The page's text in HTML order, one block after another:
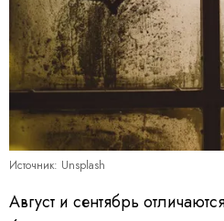
Источник: Unsplash
Август и сентябрь